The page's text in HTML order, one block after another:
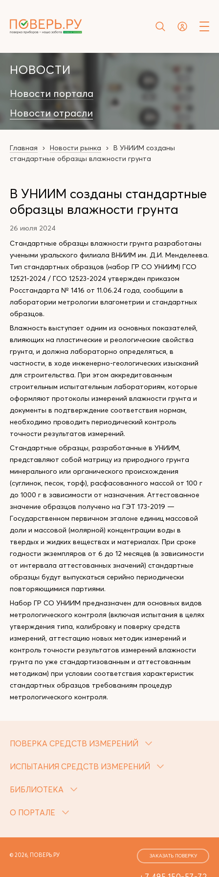
НОВОСТИ
Новости портала
Новости отрасли
Главная Новости рынка
В УНИИМ созданы
стандартные образцы влажности грунта
В УНИИМ созданы стандартные
образцы влажности грунта
26 июля 2024
Стандартные образцы влажности грунта разработаны
учеными уральского филиала ВНИИМ им. Д.И. Менделеева.
Тип стандартных образцов (набор ГР СО УНИИМ) ГСО
12521-2024 / ГСО 12523-2024 утвержден приказом
Росстандарта № 1416 от 11.06.24 года, сообщили в
лаборатории метрологии влагометрии и стандартных
образцов.
Влажность выступает одним из основных показателей,
влияющих на пластические и реологические свойства
грунта, и должна лабораторно определяться, в
частности, в ходе инженерно-геологических изысканий
для строительства. При этом аккредитованным
строительным испытательным лабораториям, которые
оформляют протоколы измерений влажности грунта и
документы в подтверждение соответствия нормам,
необходимо проводить периодический контроль
точности результатов измерений.
Стандартные образцы, разработанные в УНИИМ,
представляют собой матрицу из природного грунта
минерального или органического происхождения
(суглинок, песок, торф), расфасованного массой от 100 г
до 1000 г в зависимости от назначения. Аттестованное
значение образцов получено на ГЭТ 173-2019 —
Государственном первичном эталоне единиц массовой
доли и массовой (молярной) концентрации воды в
твердых и жидких веществах и материалах. При сроке
годности экземпляров от 6 до 12 месяцев (в зависимости
от интервала аттестованных значений) стандартные
образцы будут выпускаться серийно периодически
повторяющимися партиями.
Набор ГР СО УНИИМ предназначен для основных видов
метрологического контроля (включая испытания в целях
утверждения типа, калибровку и поверку средств
измерений, аттестацию новых методик измерений и
контроль точности результатов измерений влажности
грунта по уже стандартизованным и аттестованным
методикам) при условии соответствия характеристик
стандартных образцов требованиям процедур
метрологического контроля.
ПОВЕРКА СРЕДСТВ ИЗМЕРЕНИЙ
ИСПЫТАНИЯ СРЕДСТВ ИЗМЕРЕНИЙ
БИБЛИОТЕКА
О ПОРТАЛЕ
© 2026, ПОВЕРЬ.РУ ЗАКАЗАТЬ ПОВЕРКУ